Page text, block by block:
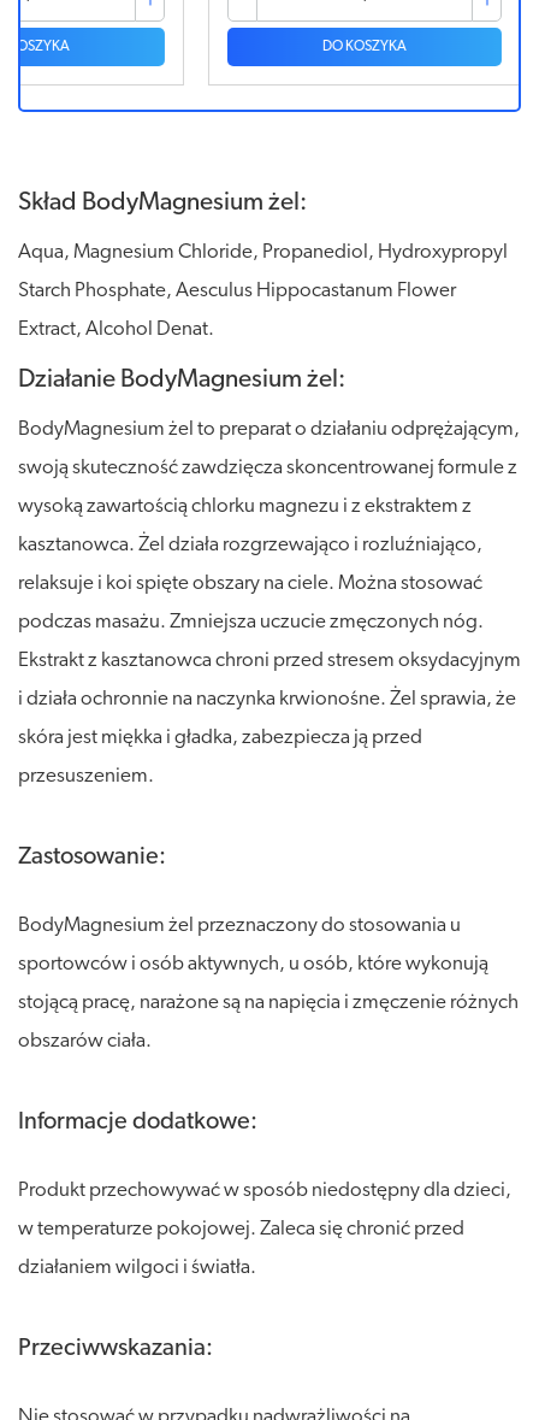
Skład BodyMagnesium żel:
Aqua, Magnesium Chloride, Propanediol, Hydroxypropyl
Starch Phosphate, Aesculus Hippocastanum Flower
Extract, Alcohol Denat.
Działanie BodyMagnesium żel:
BodyMagnesium żel to preparat o działaniu odprężającym,
swoją skuteczność zawdzięcza skoncentrowanej formule z
wysoką zawartością chlorku magnezu i z ekstraktem z
kasztanowca. Żel działa rozgrzewająco i rozluźniająco,
relaksuje i koi spięte obszary na ciele. Można stosować
podczas masażu. Zmniejsza uczucie zmęczonych nóg.
Ekstrakt z kasztanowca chroni przed stresem oksydacyjnym
i działa ochronnie na naczynka krwionośne. Żel sprawia, że
skóra jest miękka i gładka, zabezpiecza ją przed
przesuszeniem.
Zastosowanie:
BodyMagnesium żel przeznaczony do stosowania u
sportowców i osób aktywnych, u osób, które wykonują
stojącą pracę, narażone są na napięcia i zmęczenie różnych
obszarów ciała.
Informacje dodatkowe:
Produkt przechowywać w sposób niedostępny dla dzieci,
w temperaturze pokojowej. Zaleca się chronić przed
działaniem wilgoci i światła.
Przeciwwskazania: